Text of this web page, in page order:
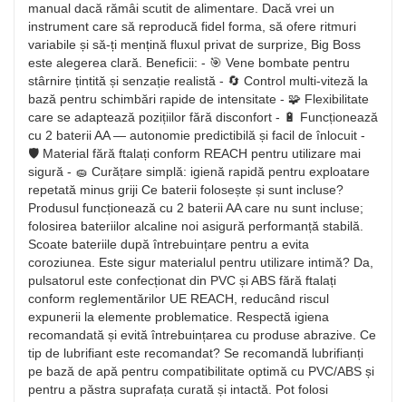
manual dacă rămâi scutit de alimentare. Dacă vrei un
instrument care să reproducă fidel forma, să ofere ritmuri
variabile și să-ți mențină fluxul privat de surprize, Big Boss
este alegerea clară. Beneficii: - 🎯 Vene bombate pentru
stârnire țintită și senzație realistă - 🔄 Control multi-viteză la
bază pentru schimbări rapide de intensitate - 🧩 Flexibilitate
care se adaptează pozițiilor fără disconfort - 🔋 Funcționează
cu 2 baterii AA — autonomie predictibilă și facil de înlocuit -
🛡️ Material fără ftalați conform REACH pentru utilizare mai
sigură - 🧽 Curățare simplă: igienă rapidă pentru exploatare
repetată minus griji Ce baterii folosește și sunt incluse?
Produsul funcționează cu 2 baterii AA care nu sunt incluse;
folosirea bateriilor alcaline noi asigură performanță stabilă.
Scoate bateriile după întrebuințare pentru a evita
coroziunea. Este sigur materialul pentru utilizare intimă? Da,
pulsatorul este confecționat din PVC și ABS fără ftalați
conform reglementărilor UE REACH, reducând riscul
expunerii la elemente problematice. Respectă igiena
recomandată și evită întrebuințarea cu produse abrazive. Ce
tip de lubrifiant este recomandat? Se recomandă lubrifianți
pe bază de apă pentru compatibilitate optimă cu PVC/ABS și
pentru a păstra suprafața curată și intactă. Pot folosi